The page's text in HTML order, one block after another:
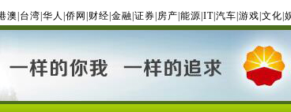
澳 台湾 华人 侨网 财经 金融 证券 房产 能源 IT| 汽车 游戏 文化